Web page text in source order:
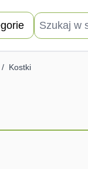
Szukaj w
/ Kostki